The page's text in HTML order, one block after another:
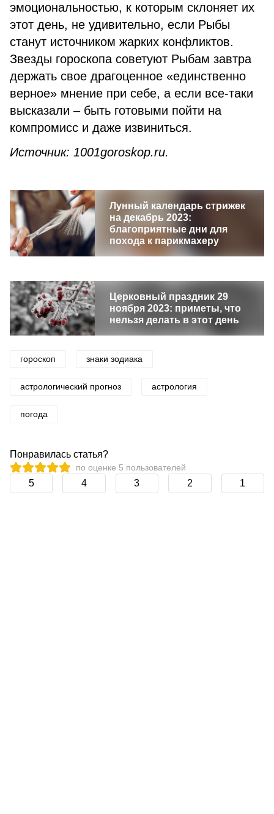
эмоциональностью, к которым склоняет их
этот день, не удивительно, если Рыбы
станут источником жарких конфликтов.
Звезды гороскопа советуют Рыбам завтра
держать свое драгоценное «единственно
верное» мнение при себе, а если все-таки
высказали – быть готовыми пойти на
компромисс и даже извиниться.
Источник: 1001goroskop.ru.
Лунный календарь стрижек
на декабрь 2023:
благоприятные дни для
похода к парикмахеру
Церковный праздник 29
ноября 2023: приметы, что
нельзя делать в этот день
гороскоп знаки зодиака
астрологический прогноз астрология
погода
Понравилась статья?
по оценке 5 пользователей
5 4 3 2 1